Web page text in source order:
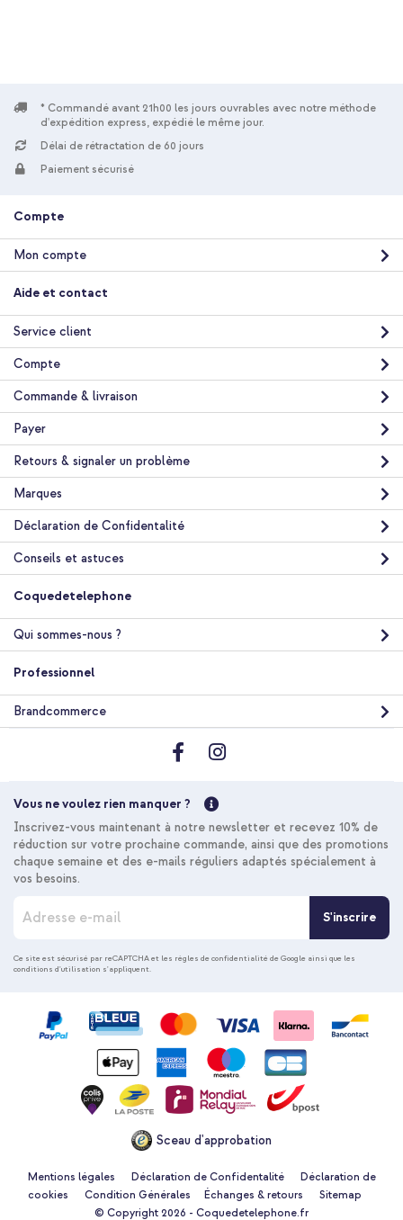
* Commandé avant 21h00 les jours ouvrables avec notre méthode
d'expédition express, expédié le même jour.
Délai de rétractation de 60 jours
Paiement sécurisé
Compte
Mon compte
Aide et contact
Service client
Compte
Commande & livraison
Payer
Retours & signaler un problème
Marques
Déclaration de Confidentalité
Conseils et astuces
Coquedetelephone
Qui sommes-nous ?
Professionnel
Brandcommerce
Vous ne voulez rien manquer ?
Inscrivez-vous maintenant à notre newsletter et recevez 10% de
réduction sur votre prochaine commande, ainsi que des promotions
chaque semaine et des e-mails réguliers adaptés spécialement à
vos besoins.
c
r
S'inscrire
Ce site est sécurisé par reCAPTCHA et les règles de confidentialité de Google ainsi que les
conditions d'utilisation s'appliquent.
Sceau d'approbation
Mentions légales Déclaration de Confidentalité
Déclaration de
cookies
Condition Générales Échanges & retours
Sitemap
© Copyright 2026 - Coquedetelephone.fr